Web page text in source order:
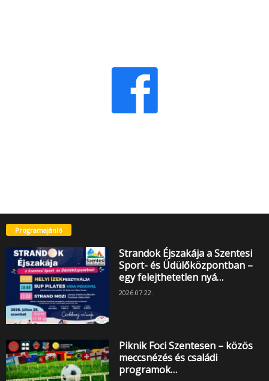
Programajánló
Strandok Éjszakája a Szentesi
Sport- és Üdülőközpontban –
egy felejthetetlen nyá…
2026.07.22.
Piknik Foci Szentesen – közös
meccsnézés és családi
programok…